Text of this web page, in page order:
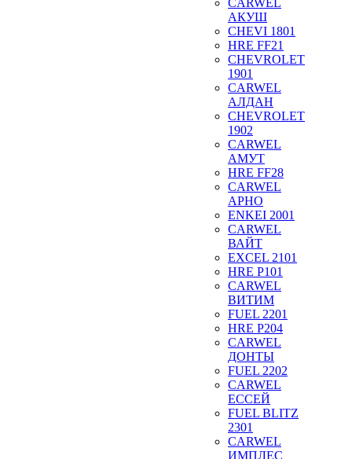
CARWEL
АКУШ
CHEVI 1801
HRE FF21
CHEVROLET
1901
CARWEL
АЛДАН
CHEVROLET
1902
CARWEL
АМУТ
HRE FF28
CARWEL
АРНО
ENKEI 2001
CARWEL
ВАЙТ
EXCEL 2101
HRE P101
CARWEL
ВИТИМ
FUEL 2201
HRE P204
CARWEL
ДОНТЫ
FUEL 2202
CARWEL
ЕССЕЙ
FUEL BLITZ
2301
CARWEL
ИМПЛЕС